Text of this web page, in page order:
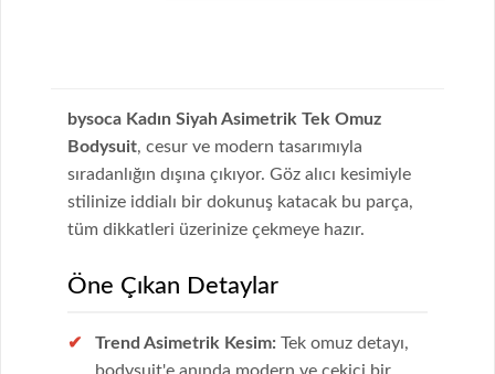
bysoca Kadın Siyah Asimetrik Tek Omuz
Bodysuit, cesur ve modern tasarımıyla
sıradanlığın dışına çıkıyor. Göz alıcı kesimiyle
stilinize iddialı bir dokunuş katacak bu parça,
tüm dikkatleri üzerinize çekmeye hazır.
Öne Çıkan Detaylar
Trend Asimetrik Kesim: Tek omuz detayı,